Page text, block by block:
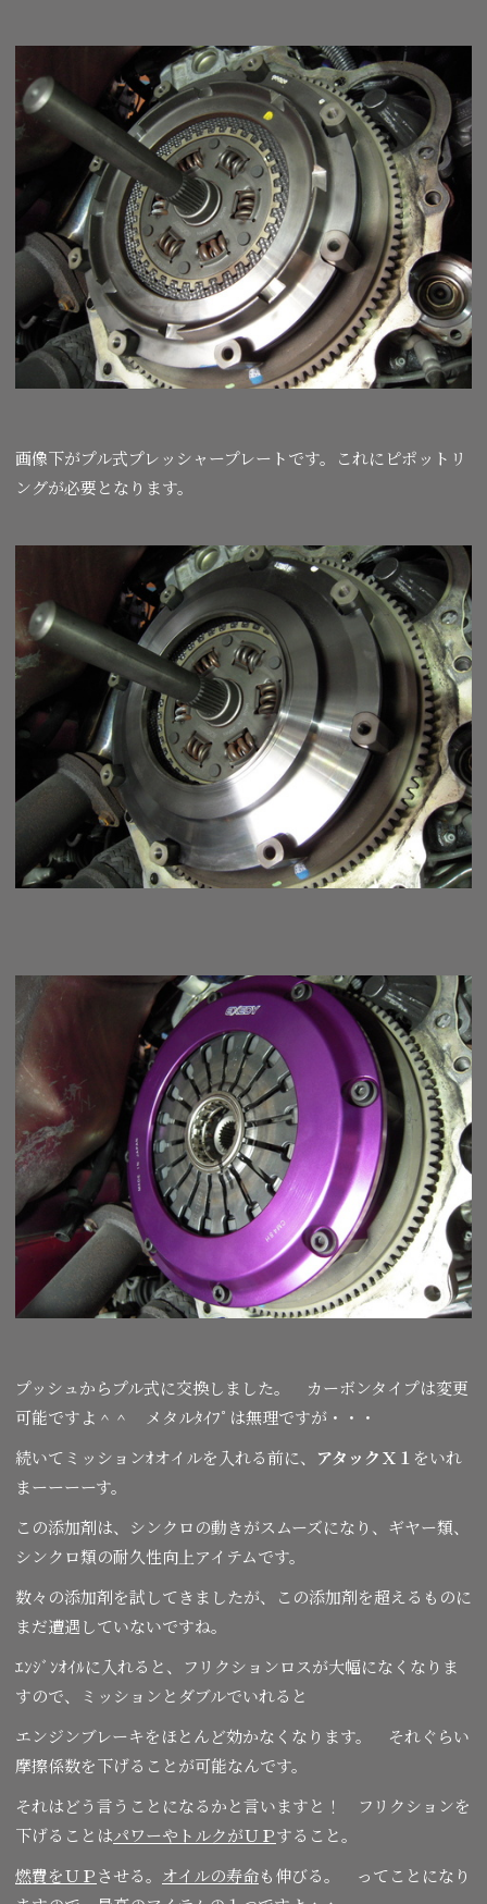
画像下がプル式プレッシャープレートです。これにピポットリ
ングが必要となります。
プッシュからプル式に交換しました。 カーボンタイプは変更
可能ですよ＾＾ メタルﾀｲﾌﾟは無理ですが・・・
続いてミッションｵオイルを入れる前に、 アタックＸ１ をいれ
まーーーーす。
この添加剤は、シンクロの動きがスムーズになり、ギヤー類、
シンクロ類の耐久性向上アイテムです。
数々の添加剤を試してきましたが、この添加剤を超えるものに
まだ遭遇していないですね。
ｴﾝｼﾞﾝｵｲﾙに入れると、フリクションロスが大幅になくなりま
すので、ミッションとダブルでいれると
エンジンブレーキをほとんど効かなくなります。 それぐらい
摩擦係数を下げることが可能なんです。
それはどう言うことになるかと言いますと！ フリクションを
下げることはパワーやトルクがＵＰすること。
燃費をＵＰさせる。 オイルの寿命も伸びる。 ってことになり